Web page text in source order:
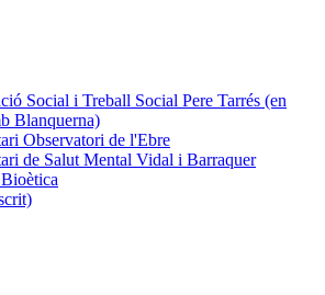
Social i Treball Social Pere Tarrés (en
Blanquerna)
Observatori de l'Ebre
de Salut Mental Vidal i Barraquer